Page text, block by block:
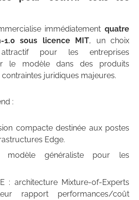
immédiatement quatre
1.0 sous licence MIT, un choix
attractif pour les entreprises
le modèle dans des produits
juridiques majeures.
:
compacte destinée aux postes
Edge.
modèle généraliste pour les
: architecture Mixture-of-Experts
rapport performances/coût